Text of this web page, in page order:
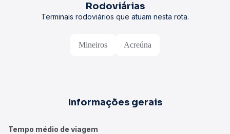
Rodoviárias
Terminais rodoviários que atuam nesta rota.
Mineiros Acreúna
Informações gerais
Tempo médio de viagem